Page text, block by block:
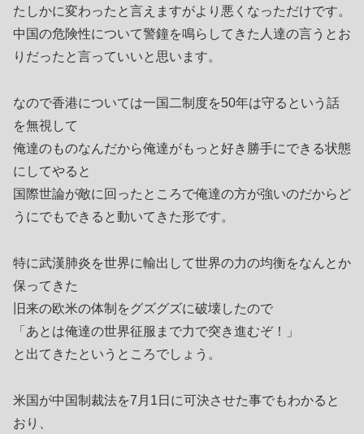
たしかに変わったと言えますがより悪くなっただけです。
中国の危険性について警鐘を鳴らしてきた人達の言うとお
りだったと言っていいと思います。
なので香港については一国二制度を50年は守るという話
を無視して
俺達のものなんだから俺達がもっと好き勝手にできる状態
にしてやると
国際世論が敵に回ったところで俺達の方が強いのだからど
うにでもできると動いてきた形です。
特に武漢肺炎を世界に輸出して世界の力の均衡をなんとか
保ってきた
旧来の欧米の体制をグズグズに破壊したので
「あとは俺達の世界征服まで力で突き進むぞ！」
と出てきたというところでしょう。
米国が中国制裁法を7月1日に可決させた事でもわかると
おり、